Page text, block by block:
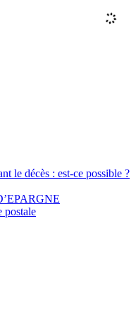
le décès : est-ce possible ?
postale